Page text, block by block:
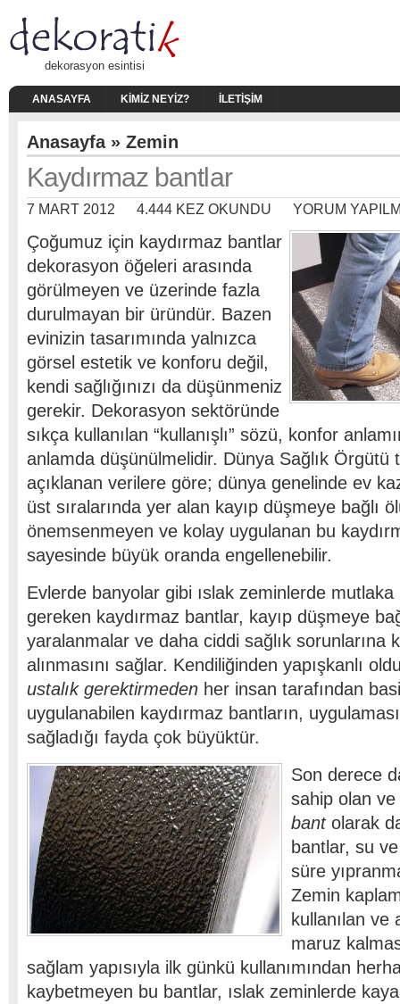
dekorasyon esintisi
ANASAYFA KIMIZ NEYIZ? İLETIŞIM
Anasayfa» Zemin
Kaydırmaz bantlar
7 MART 2012 4.444 KEZ OKUNDU YORUM
Çoğumuz için kaydırmaz bantlar
dekorasyon öğeleri arasında
görülmeyen ve üzerinde fazla
durulmayan bir üründür. Bazen
evinizin tasarımında yalnızca
görsel estetik ve konforu değil,
kendi sağlığınızı da düşünmeniz
gerekir. Dekorasyon sektöründe
sıkça kullanılan “kullanışlı” sözü, konfor
anlamda düşünülmelidir. Dünya Sağlık Örgütü
açıklanan verilere göre; dünya genelinde ev
üst sıralarında yer alan kayıp düşmeye bağlı
önemsenmeyen ve kolay uygulanan bu
sayesinde büyük oranda engellenebilir.
Evlerde banyolar gibi ıslak zeminlerde mutlaka
gereken kaydırmaz bantlar, kayıp düşmeye
yaralanmalar ve daha ciddi sağlık sorunlarına
alınmasını sağlar. Kendiliğinden yapışkanlı
ustalık gerektirmeden her insan tarafından
uygulanabilen kaydırmaz bantların,
sağladığı fayda çok büyüktür.
Son derece
sahip olan
bantolarak
bantlar, su
süre
Zemin
kullanılan ve
maruz
sağlam yapısıyla ilk günkü kullanımından
kaybetmeyen bu bantlar, ıslak zeminlerde